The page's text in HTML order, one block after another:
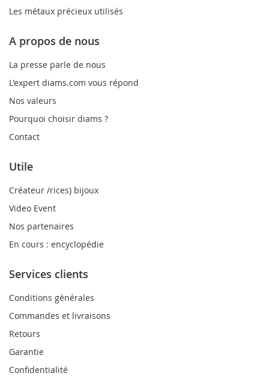
Les métaux précieux utilisés
A propos de nous
La presse parle de nous
L'expert diams.com vous répond
Nos valeurs
Pourquoi choisir diams ?
Contact
Utile
Créateur /rices) bijoux
Video Event
Nos partenaires
En cours : encyclopédie
Services clients
Conditions générales
Commandes et livraisons
Retours
Garantie
Confidentialité